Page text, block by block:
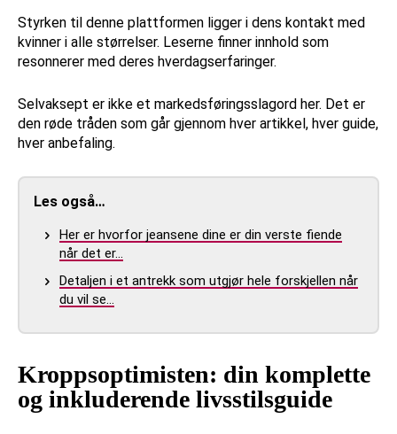
Styrken til denne plattformen ligger i dens kontakt med
kvinner i alle størrelser. Leserne finner innhold som
resonnerer med deres hverdagserfaringer.
Selvaksept er ikke et markedsføringsslagord her. Det er
den røde tråden som går gjennom hver artikkel, hver guide,
hver anbefaling.
Les også…
Her er hvorfor jeansene dine er din verste fiende
når det er…
Detaljen i et antrekk som utgjør hele forskjellen når
du vil se…
Kroppsoptimisten: din komplette
og inkluderende livsstilsguide